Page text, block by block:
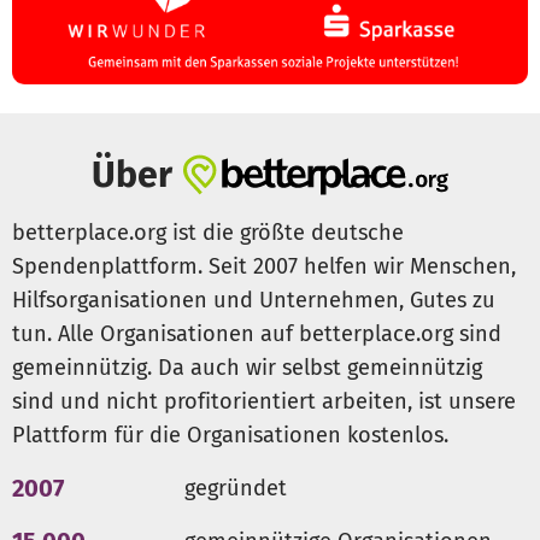
Am Kindergarten Hauseingang, dort wo früher eine
Nestschaukel stand und mittlerweile brach liegt, soll
Hangrutsche mit Podest und Kletteraufstieg.
Die kleinen Spielhäuschen sollen mit fest installierten
Bänken, Tischen und Regalen ausgestattet werden -
Aufwertung Bestandshäuschen.
Die Bretter des Warmbach-Podests sollen ausgetauscht
werden -Erneuerung des Warmbachpodests.
Ein Wasserspiel für die Kinder. Das Wasser kommt
entweder aus dem Warmbach oder über einen
Gartenschlauch in eine Rinne, die zum Sandkasten führt
und dann in einen Matschtisch mündet -Wasserspiel.
Balken und Seilen am Schwimmbadzaun entlang
Über
betterplace.org ist die größte deutsche
Spendenplattform. Seit 2007 helfen wir Menschen,
Hilfsorganisationen und Unternehmen, Gutes zu
tun. Alle Organisationen auf betterplace.org sind
gemeinnützig. Da auch wir selbst gemeinnützig
sind und nicht profitorientiert arbeiten, ist unsere
Plattform für die Organisationen kostenlos.
2007 gegründet